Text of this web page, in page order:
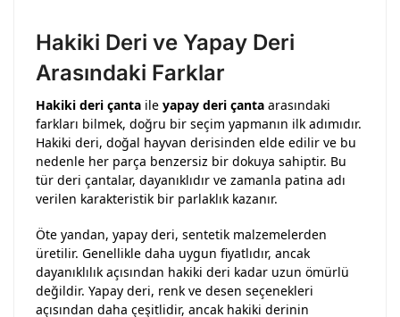
Hakiki Deri ve Yapay Deri
Arasındaki Farklar
Hakiki deri çanta ile yapay deri çanta arasındaki
farkları bilmek, doğru bir seçim yapmanın ilk adımıdır.
Hakiki deri, doğal hayvan derisinden elde edilir ve bu
nedenle her parça benzersiz bir dokuya sahiptir. Bu
tür deri çantalar, dayanıklıdır ve zamanla patina adı
verilen karakteristik bir parlaklık kazanır.
Öte yandan, yapay deri, sentetik malzemelerden
üretilir. Genellikle daha uygun fiyatlıdır, ancak
dayanıklılık açısından hakiki deri kadar uzun ömürlü
değildir. Yapay deri, renk ve desen seçenekleri
açısından daha çeşitlidir, ancak hakiki derinin